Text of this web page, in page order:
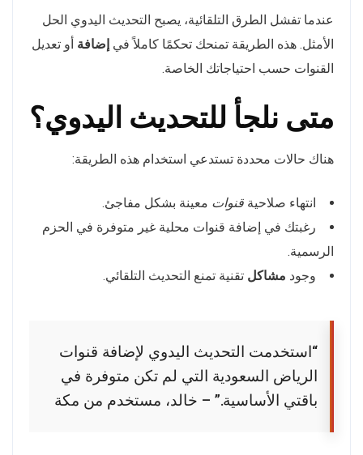
عندما تفشل الطرق التلقائية، يصبح التحديث اليدوي الحل
الأمثل. هذه الطريقة تمنحك تحكمًا كاملاً في إضافة أو تعديل
القنوات حسب احتياجاتك الخاصة.
متى نلجأ للتحديث اليدوي؟
هناك حالات محددة تستدعي استخدام هذه الطريقة:
انتهاء صلاحية قنوات معينة بشكل مفاجئ.
رغبتك في إضافة قنوات محلية غير متوفرة في الحزم
الرسمية.
وجود مشاكل تقنية تمنع التحديث التلقائي.
“استخدمت التحديث اليدوي لإضافة قنوات
الرياض السعودية التي لم تكن متوفرة في
باقتي الأساسية.” – خالد، مستخدم من مكة